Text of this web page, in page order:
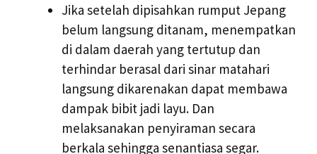
Jika setelah dipisahkan rumput Jepang
belum langsung ditanam, menempatkan
di dalam daerah yang tertutup dan
terhindar berasal dari sinar matahari
langsung dikarenakan dapat membawa
dampak bibit jadi layu. Dan
melaksanakan penyiraman secara
berkala sehingga senantiasa segar.